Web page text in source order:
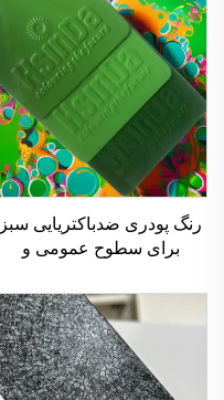
رنگ پودری ضدباکتریایی سبز
برای سطوح عمومی و